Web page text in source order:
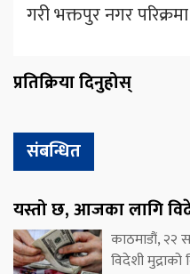
गरी भक्तपुर नगर
प्रतिक्रिया दिनुहोस्
संबन्धित
यस्तो छ, आजका लागि
काठमाडौं, २२
विदेशी